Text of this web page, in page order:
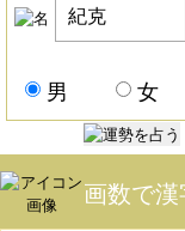
男 女
画数で